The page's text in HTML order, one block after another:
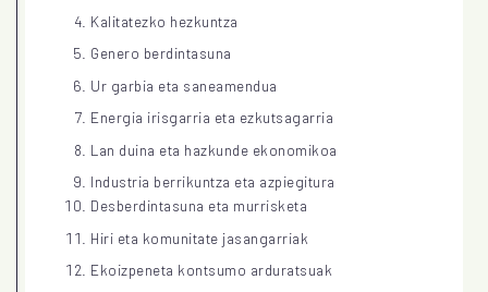
Kalitatezko hezkuntza
Genero berdintasuna
Ur garbia eta saneamendua
Energia irisgarria eta ezkutsagarria
Lan duina eta hazkunde ekonomikoa
Industria berrikuntza eta azpiegitura
Desberdintasuna eta murrisketa
Hiri eta komunitate jasangarriak
Ekoizpeneta kontsumo arduratsuak